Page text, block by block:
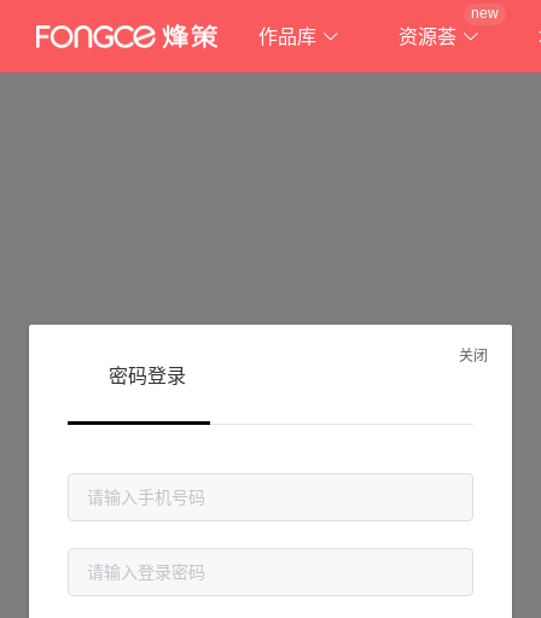
作品库 资源荟
new
抱歉!
请检查您输入的网址是否正确，或点击下面的按钮返回首页。
关闭
密码登录